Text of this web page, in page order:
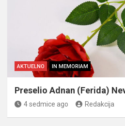
AKTUELNO IN MEMORIAM
Preselio Adnan (Ferida)
4 sedmice ago Redakcija